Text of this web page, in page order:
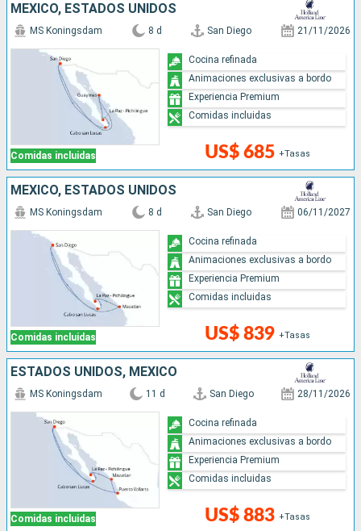
MÉXICO, ESTADOS UNIDOS
Comidas incluidas
MS Koningsdam 8 d San Diego 21/11/2026
US$ 685 +Tasas
Cocina refinada
Animaciones exclusivas a bordo
Experiencia Premium
Comidas incluidas
MÉXICO, ESTADOS UNIDOS
Comidas incluidas
MS Koningsdam 8 d San Diego 06/11/2027
US$ 839 +Tasas
Cocina refinada
Animaciones exclusivas a bordo
Experiencia Premium
Comidas incluidas
ESTADOS UNIDOS, MÉXICO
Comidas incluidas
MS Koningsdam 11 d San Diego 28/11/2026
US$ 883 +Tasas
Cocina refinada
Animaciones exclusivas a bordo
Experiencia Premium
Comidas incluidas